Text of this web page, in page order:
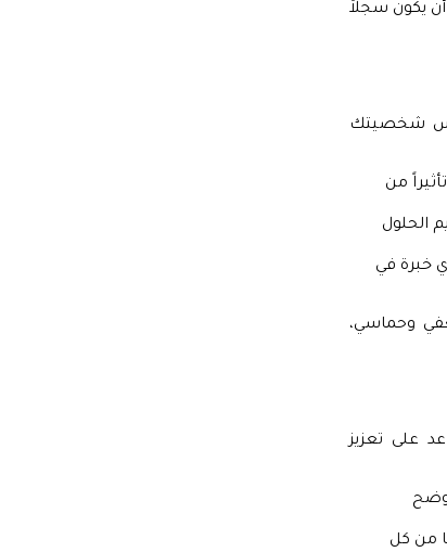
يكون سجلاً
شخصيتك
من
الحلول
خبرة في
وحماسي،
على تعزيز
من كل